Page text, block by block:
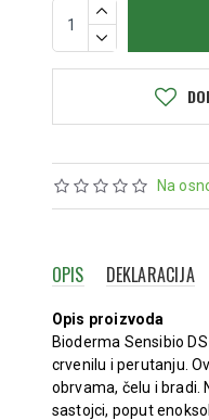
Na
OPIS DEKLARACIJA
Opis proizvoda
Bioderma Sensibio
crvenilu i perutanju.
obrvama, čelu i bradi.
sastojci, poput